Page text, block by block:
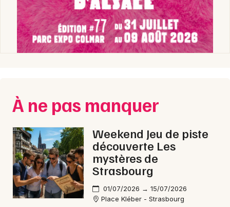
À ne pas manquer
Weekend Jeu de piste
découverte Les
mystères de
Strasbourg
01/07/2026 → 15/07/2026
Place Kléber - Strasbourg